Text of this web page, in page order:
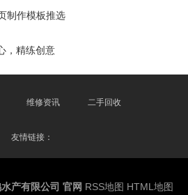
制作模板推选
，精练创意
维修资讯 二手回收
友情链接：
产有限公司 官网 RSS地图 HTML地图